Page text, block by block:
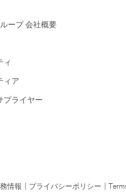
ープ 会社概要
ィ
ィア
プライヤー
情報 プライバシーポリシー